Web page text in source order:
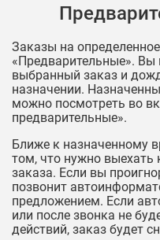
Заказы на
«Предварительные». Вы
выбранный заказ и
назначении.
можно посмотреть во
предварительные».
Ближе к назначенному
том, что нужно выехать
заказа. Если вы
позвонит
предложением. Если
или после звонка не
действий, заказ будет